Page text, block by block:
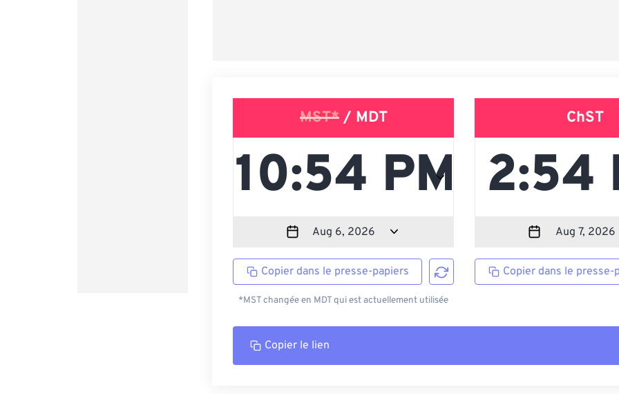
MST*/ MDT
Copier dans le presse-papiers
*MST changée en MDT qui est actuellement utilisée
ChST
Copier dans le presse-
Copier le lien